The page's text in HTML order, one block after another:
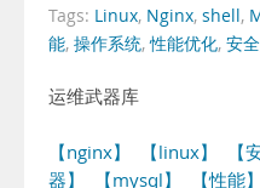
Tags: Linux, Nginx, shell,
能, 操作系统,性能优化, 安全
运维武器库
【nginx】 【linux】 【
器】
【mysql】 【性能】